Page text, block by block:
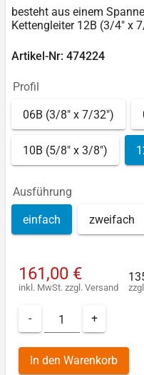
besteht aus einem
Kettengleiter 12B (3/4" x
Artikel-Nr: 474224
Profil
06B (3/8" x 7/32")
10B (5/8" x 3/8")
Ausführung
einfach zweifach
161,00 €
inkl. MwSt. zzgl. Versand
- +
In den Warenkorb